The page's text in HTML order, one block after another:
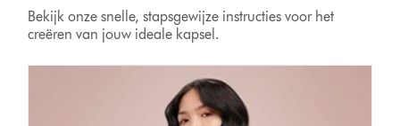
Bekijk onze snelle, stapsgewijze instructies voor het
creëren van jouw ideale kapsel.